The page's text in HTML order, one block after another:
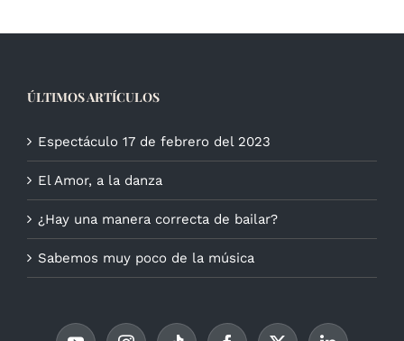
ÚLTIMOS ARTÍCULOS
Espectáculo 17 de febrero del 2023
El Amor, a la danza
¿Hay una manera correcta de bailar?
Sabemos muy poco de la música